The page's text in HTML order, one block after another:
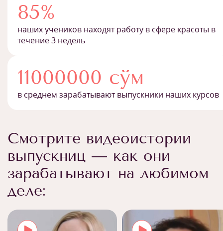
85%
наших учеников находят работу в сфере красоты в
течение 3 недель
11000000 сўм
в среднем зарабатывают выпускники наших курсов
Смотрите видеоистории
выпускниц — как они
зарабатывают на любимом
деле: